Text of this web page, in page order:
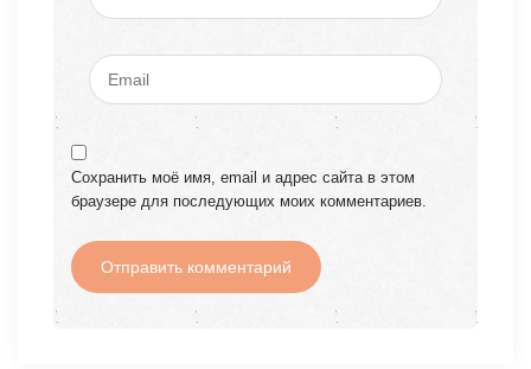
Сохранить моё имя, email и адрес сайта в этом
браузере для последующих моих комментариев.